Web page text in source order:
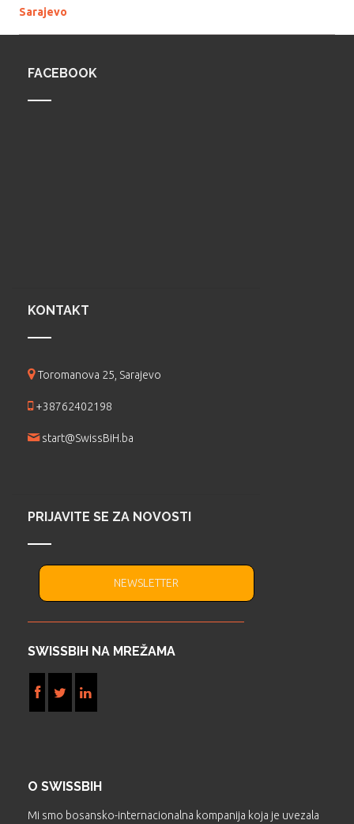
Sarajevo
FACEBOOK
KONTAKT
Toromanova 25, Sarajevo
+38762402198
start@SwissBiH.ba
PRIJAVITE SE ZA NOVOSTI
NEWSLETTER
SWISSBIH NA MREŽAMA
O SWISSBIH
Mi smo bosansko-internacionalna kompanija koja je uvezala